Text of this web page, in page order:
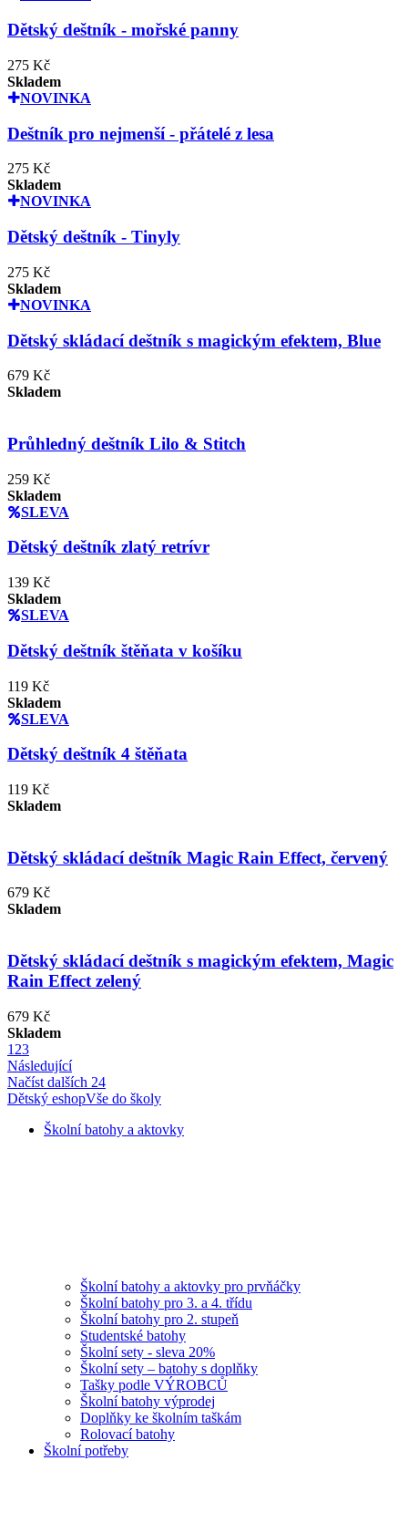
Dětský deštník - mořské panny
275 Kč
Skladem
NOVINKA
Deštník pro nejmenší - přátelé z lesa
275 Kč
Skladem
NOVINKA
Dětský deštník - Tinyly
275 Kč
Skladem
NOVINKA
Dětský skládací deštník s magickým efektem, Blue
679 Kč
Skladem
Průhledný deštník Lilo & Stitch
259 Kč
Skladem
SLEVA
Dětský deštník zlatý retrívr
139 Kč
Skladem
SLEVA
Dětský deštník štěňata v košíku
119 Kč
Skladem
SLEVA
Dětský deštník 4 štěňata
119 Kč
Skladem
Dětský skládací deštník Magic Rain Effect, červený
679 Kč
Skladem
Dětský skládací deštník s magickým efektem, Magic
Rain Effect zelený
679 Kč
Skladem
1 23
Následující
Načíst dalších 24
Dětský eshopVše do školy
Školní batohy a aktovky
Školní batohy a aktovky pro prvňáčky
Školní batohy pro 3. a 4. třídu
Školní batohy pro 2. stupeň
Studentské batohy
Školní sety - sleva 20%
Školní sety – batohy s doplňky
Tašky podle VÝROBCŮ
Školní batohy výprodej
Doplňky ke školním taškám
Rolovací batohy
Školní potřeby